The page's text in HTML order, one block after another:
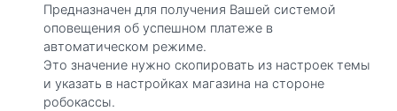
Предназначен для получения Вашей системой
оповещения об успешном платеже в
автоматическом режиме.
Это значение нужно скопировать из настроек темы
и указать в настройках магазина на стороне
робокассы.